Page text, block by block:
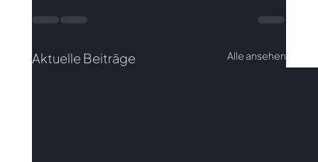
Aktuelle Beiträge Alle ansehen